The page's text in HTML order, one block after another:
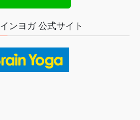
ンヨガ 公式サイト